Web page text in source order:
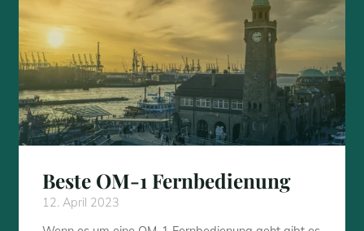
Systems"
Beste OM-1 Fernbedienung
12. April 2023